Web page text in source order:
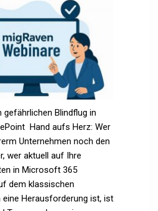
Blindflug in
Hand aufs Herz: Wer
Unternehmen noch den
wer aktuell auf Ihre
in Microsoft 365
dem klassischen
eine Herausforderung ist, ist